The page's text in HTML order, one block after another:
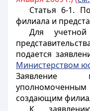
Статья 6-1.
филиала и
Для
подается
Министерством
Заявление
создающим